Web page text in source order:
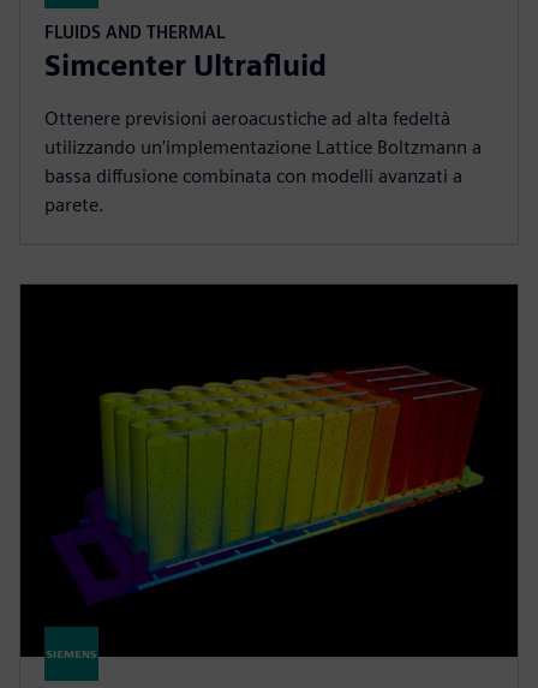
FLUIDS AND THERMAL
Simcenter Ultrafluid
Ottenere previsioni aeroacustiche ad alta fedeltà
utilizzando un'implementazione Lattice Boltzmann a
bassa diffusione combinata con modelli avanzati a
parete.